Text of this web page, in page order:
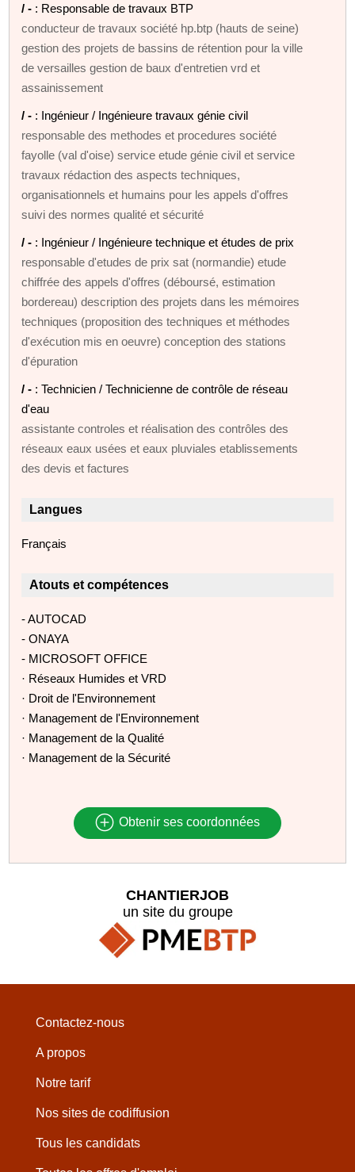
/ - : Responsable de travaux BTP
conducteur de travaux société hp.btp (hauts de seine)
gestion des projets de bassins de rétention pour la ville
de versailles gestion de baux d'entretien vrd et
assainissement
/ - : Ingénieur / Ingénieure travaux génie civil
responsable des methodes et procedures société
fayolle (val d'oise) service etude génie civil et service
travaux rédaction des aspects techniques,
organisationnels et humains pour les appels d'offres
suivi des normes qualité et sécurité
/ - : Ingénieur / Ingénieure technique et études de prix
responsable d'etudes de prix sat (normandie) etude
chiffrée des appels d'offres (déboursé, estimation
bordereau) description des projets dans les mémoires
techniques (proposition des techniques et méthodes
d'exécution mis en oeuvre) conception des stations
d'épuration
/ - : Technicien / Technicienne de contrôle de réseau
d'eau
assistante controles et réalisation des contrôles des
réseaux eaux usées et eaux pluviales etablissements
des devis et factures
Langues
Français
Atouts et compétences
- AUTOCAD
- ONAYA
- MICROSOFT OFFICE
· Réseaux Humides et VRD
· Droit de l'Environnement
· Management de l'Environnement
· Management de la Qualité
· Management de la Sécurité
Obtenir ses coordonnées
CHANTIERJOB
un site du groupe
Contactez-nous
A propos
Notre tarif
Nos sites de codiffusion
Tous les candidats